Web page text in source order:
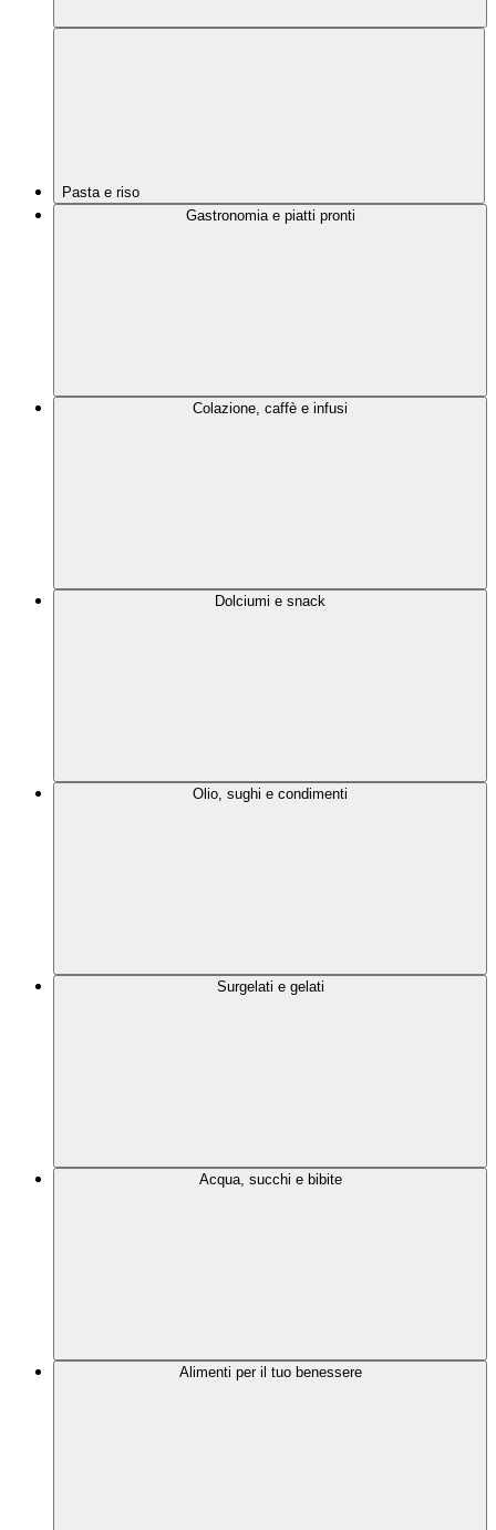
Pasta e riso
Gastronomia e piatti pronti
Colazione, caffè e infusi
Dolciumi e snack
Olio, sughi e condimenti
Surgelati e gelati
Acqua, succhi e bibite
Alimenti per il tuo benessere